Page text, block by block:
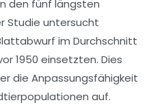
den fünf längsten
Studie untersucht
im Durchschnitt
1950 einsetzten. Dies
die Anpassungsfähigkeit
auf.